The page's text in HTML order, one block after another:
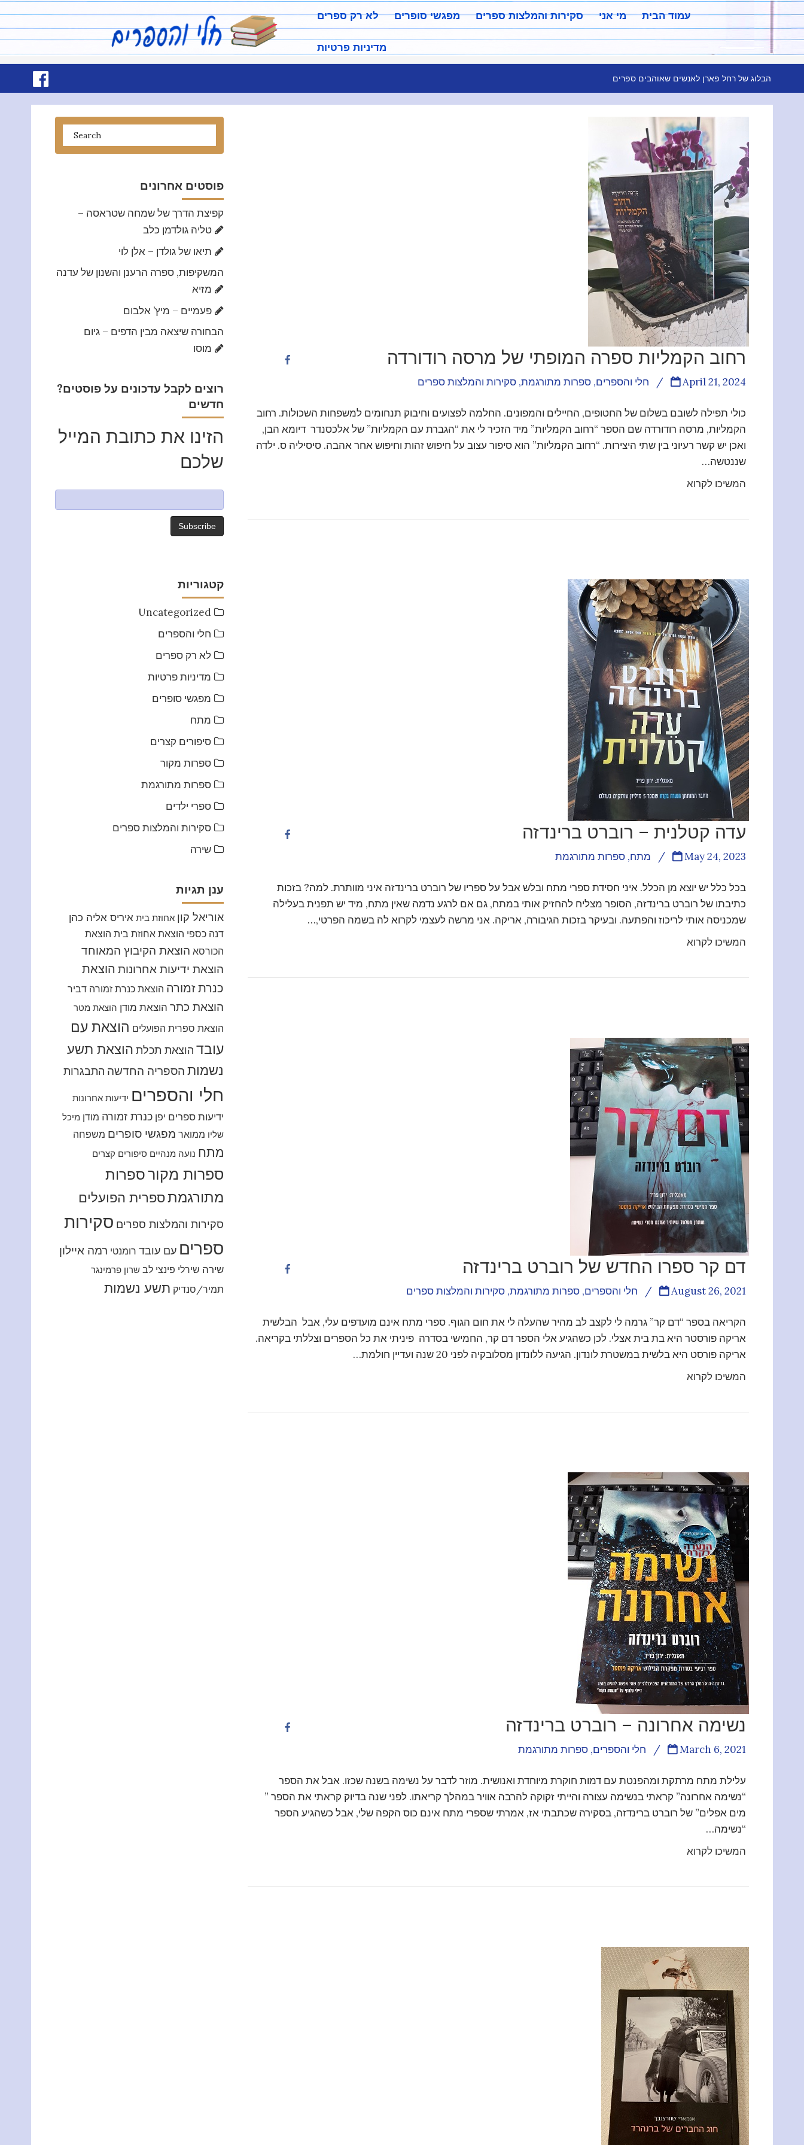
לא רק ספרים מפגשי סופרים סקירות והמלצות ספרים מי אני עמוד הבית
מדיניות פרטיות
הבלוג של רחל פארן לאנשים שאוהבים ספרים
פוסטים אחרונים
קפיצת הדרך של שמחה שטראסה –
טליה גולדמן כלב
תיאו של גולדן – אלן לוי
המשקיפות, ספרה הרענן והשנון של עדנה
מזיא
פעמיים – מיץ’ אלבום
הבחורה שיצאה מבין הדפים – גיום
מוסו
?רוצים לקבל עדכונים על פוסטים
חדשים
הזינו את כתובת המייל
שלכם
קטגוריות
Uncategorized
חלי והספרים
לא רק ספרים
מדיניות פרטיות
מפגשי סופרים
מתח
סיפורים קצרים
ספרות מקור
ספרות מתורגמת
ספרי ילדים
סקירות והמלצות ספרים
שירה
ענן תגיות
אוריאל קון אחוזת בית איריס אליה כהן
דנה כספי הוצאת אחוזת בית הוצאת
הכורסא הוצאת הקיבוץ המאוחד
הוצאת ידיעות אחרונות הוצאת
כנרת זמורה הוצאת כנרת זמורה דביר
הוצאת כתר הוצאת מודן הוצאת מטר
הוצאת ספרית הפועלים הוצאת עם
עובד הוצאת תכלת הוצאת תשע
נשמות הספריה החדשה התבגרות
חלי והספרים ידיעות אחרונות
ידיעות ספרים יפן כנרת זמורה מודן מיכל
שליו ממואר מפגשי סופרים משפחה
מתח נועה מנהיים סיפורים קצרים
ספרות מקורספרות
מתורגמתספרית הפועלים
סקירות והמלצות ספרים סקירות
ספרים עם עובד רומנטי רמה איילון
שירה שירלי פינצי לב שרון פרמינגר
תמיר/סנדיק תשע נשמות
רחוב הקמליות ספרה המופתי של מרסה רודורדה
חלי והספרים,ספרות מתורגמת,סקירות והמלצות ספרים / April 21, 2024
כולי תפילה לשובם בשלום של החטופים, החיילים והמפונים. החלמה לפצועים וחיבוק תנחומים למשפחות השכולות. רחוב
הקמליות, מרסה רודורדה שם הספר “רחוב הקמליות” מיד הזכיר לי את “הגברת עם הקמליות” של אלכסנדר דיומא הבן,
ואכן יש קשר רעיוני בין שתי היצירות. “רחוב הקמליות” הוא סיפור עצוב על חיפוש זהות וחיפוש אחר אהבה. סיסיליה ס. ילדה
שננטשה…
המשיכו לקרוא
עדה קטלנית – רוברט ברינדזה
מתח,ספרות מתורגמת / May 24, 2023
בכל כלל יש יוצא מן הכלל. איני חסידת ספרי מתח ובלש אבל על ספריו של רוברט ברינדזה איני מוותרת. למה? בזכות
כתיבתו של רוברט ברינדזה, הסופר מצליח להחזיק אותי במתח, גם אם לרגע נדמה שאין מתח, מיד יש תפנית בעלילה
שמכניסה אותי לריכוז והפתעה. ובעיקר בזכות הגיבורה, אריקה. אני מרשה לעצמי לקרוא לה בשמה הפרטי,…
המשיכו לקרוא
דם קר ספרו החדש של רוברט ברינדזה
חלי והספרים,ספרות מתורגמת,סקירות והמלצות ספרים / August 26, 2021
הקריאה בספר “דם קר” גרמה לי לקצב לב מהיר שהעלה לי את חום הגוף. ספרי מתח אינם מועדפים עלי, אבל הבלשית
אריקה פורסטר היא בת בית אצלי. לכן כשהגיע אלי הספר דם קר, החמישי בסדרה פיניתי את כל הספרים וצללתי בקריאה.
אריקה פורסט היא בלשית במשטרת לונדון. הגיעה ללונדון מסלובקיה לפני 20 שנה ועדיין חולמת…
המשיכו לקרוא
נשימה אחרונה – רוברט ברינדזה
חלי והספרים,ספרות מתורגמת / March 6, 2021
עלילת מתח מרתקת ומהפנטת עם דמות חוקרת מיוחדת ואנושית. מוזר לדבר על נשימה בשנה שכזו. אבל את הספר
“נשימה אחרונה” קראתי בנשימה עצורה והייתי זקוקה להרבה אוויר במהלך קריאתו. לפני שנה בדיוק קראתי את הספר ”
מים אפלים” של רוברט ברינדזה, בסקירה שכתבתי אז, אמרתי שספרי מתח אינם כוס הקפה שלי, אבל כשהגיע הספר
“נשימה…
המשיכו לקרוא